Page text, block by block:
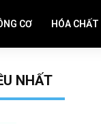
CƠ HÓA CHẤT
NHẤT